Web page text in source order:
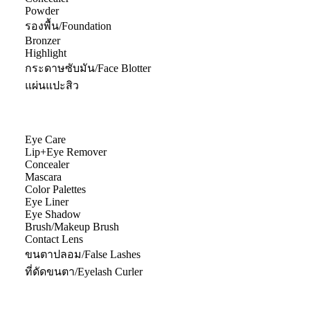
Powder
รองพื้น/Foundation
Bronzer
Highlight
กระดาษซับมัน/Face Blotter
แผ่นแปะสิว
Eye Care
Lip+Eye Remover
Concealer
Mascara
Color Palettes
Eye Liner
Eye Shadow
Brush/Makeup Brush
Contact Lens
ขนตาปลอม/False Lashes
ที่ดัดขนตา/Eyelash Curler